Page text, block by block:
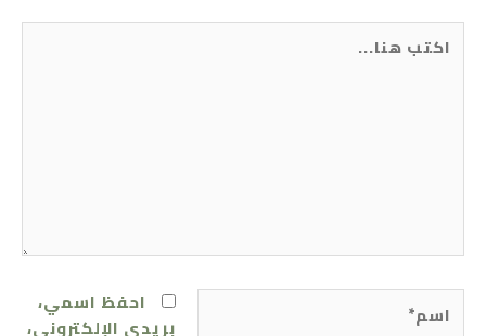
اكتب
هنا...
احفظ اسمي،
بريدي الإلكتروني،